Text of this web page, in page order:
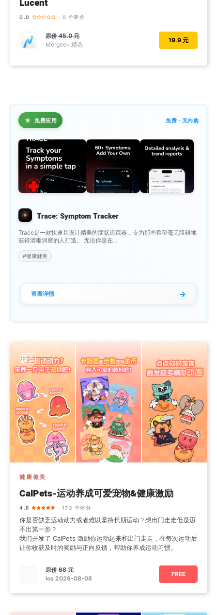
Lucent
0.0 · 0 个评分
原价45.0 元
Mergeek 精选
19.9 元
★ 免费应用 免费 · 无内购
Trace: Symptom Tracker
Trace是一款快速且设计精美的症状追踪器，专为那些希望毫无阻碍地
获得清晰洞察的人打造。 无论你是在...
#健康健美
查看详情 →
健康健美
CalPets-运动养成可爱宠物&健康激励
4.8 · 173 个评分
你是否缺乏运动动力或者难以坚持长期运动？想出门走走但是迈
不出第一步？
我们开发了 CalPets 激励你运动起来和出门走走，在每次运动后
让你收获及时的奖励与正向反馈，帮助你养成运动习惯。
原价68 元
ios 2026-08-08
FREE